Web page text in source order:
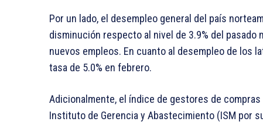
Por un lado, el desempleo general del país
disminución respecto al nivel de 3.9% del pasado
nuevos empleos. En cuanto al desempleo de los
tasa de 5.0% en febrero.
Adicionalmente, el índice de gestores de
Instituto de Gerencia y Abastecimiento (ISM por